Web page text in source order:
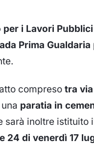
i Lavori Pubblici
Prima Gualdaria
compreso tra
paratia in
sarà inoltre istituito
24 di venerdì 17